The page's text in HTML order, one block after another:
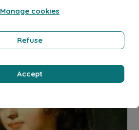
Manage cookies
Refuse
Accept